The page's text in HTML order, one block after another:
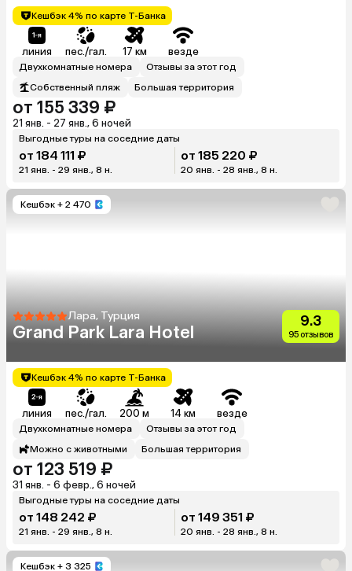
Кешбэк 4% по карте Т-Банка
линия пес./гал. 17 км везде
Двухкомнатные номера
Отзывы за этот год
Собственный пляж
Большая территория
от 155 339 ₽
21 янв. - 27 янв., 6 ночей
Выгодные туры на соседние даты
от 184 111 ₽
21 янв. - 29 янв., 8 н.
от 185 220 ₽
20 янв. - 28 янв., 8 н.
Кешбэк + 2 470
Лара, Турция
Grand Park Lara Hotel
9.3
95 отзывов
Кешбэк 4% по карте Т-Банка
линия пес./гал. 200 м 14 км везде
Двухкомнатные номера
Отзывы за этот год
Можно с животными
Большая территория
от 123 519 ₽
31 янв. - 6 февр., 6 ночей
Выгодные туры на соседние даты
от 148 242 ₽
21 янв. - 29 янв., 8 н.
от 149 351 ₽
20 янв. - 28 янв., 8 н.
Кешбэк + 3 325